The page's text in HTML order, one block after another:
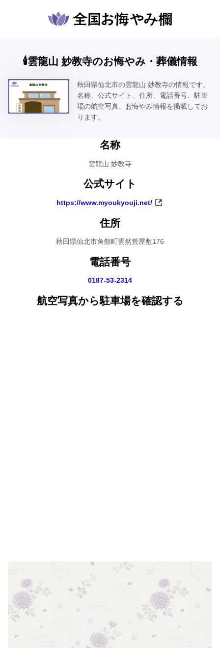
🕯️雲龍山 妙教寺のお悔やみ・葬儀情報
秋田県仙北市の雲龍山 妙教寺の情報です。
名称、公式サイト、住所、電話番号、駐車
場の航空写真、お悔やみ情報を掲載してお
ります。
名称
雲龍山 妙教寺
公式サイト
https://www.myoukyouji.net/
住所
秋田県仙北市角館町雲然荒屋敷176
電話番号
0187-53-2314
航空写真から駐車場を確認する